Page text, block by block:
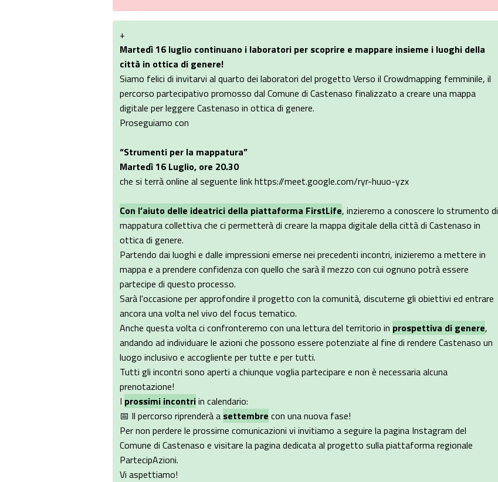
+
Martedì 16 luglio continuano i laboratori per scoprire e mappare insieme i luoghi della
città in ottica di genere!
Siamo felici di invitarvi al quarto dei laboratori del progetto Verso il Crowdmapping femminile, il
percorso partecipativo promosso dal Comune di Castenaso finalizzato a creare una mappa
digitale per leggere Castenaso in ottica di genere.
Proseguiamo con
“Strumenti per la mappatura”
Martedì 16 Luglio, ore 20.30
che si terrà online al seguente link https://meet.google.com/ryr-huuo-yzx
Con l’aiuto delle ideatrici della piattaforma FirstLife, inzieremo a conoscere lo strumento di
mappatura collettiva che ci permetterà di creare la mappa digitale della città di Castenaso in
ottica di genere.
Partendo dai luoghi e dalle impressioni emerse nei precedenti incontri, inizieremo a mettere in
mappa e a prendere confidenza con quello che sarà il mezzo con cui ognuno potrà essere
partecipe di questo processo.
Sarà l'occasione per approfondire il progetto con la comunità, discuterne gli obiettivi ed entrare
ancora una volta nel vivo del focus tematico.
Anche questa volta ci confronteremo con una lettura del territorio in prospettiva di genere,
andando ad individuare le azioni che possono essere potenziate al fine di rendere Castenaso un
luogo inclusivo e accogliente per tutte e per tutti.
Tutti gli incontri sono aperti a chiunque voglia partecipare e non è necessaria alcuna
prenotazione!
I prossimi incontriin calendario:
📅 Il percorso riprenderà a settembre con una nuova fase!
Per non perdere le prossime comunicazioni vi invitiamo a seguire la pagina Instagram del
Comune di Castenaso e visitare la pagina dedicata al progetto sulla piattaforma regionale
PartecipAzioni.
Vi aspettiamo!